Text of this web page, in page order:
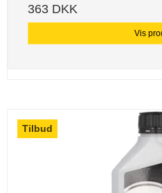
363 DKK
Vis
Tilbud